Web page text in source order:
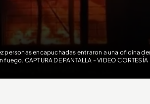
personas encapuchadas entraron a una oficina
fuego. CAPTURA DE PANTALLA - VIDEO CORTESÍA